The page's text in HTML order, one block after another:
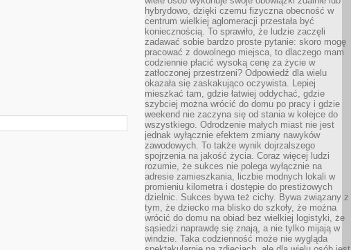
hybrydowo, dzięki czemu fizyczna obecność w
centrum wielkiej aglomeracji przestała być
koniecznością. To sprawiło, że ludzie zaczęli
zadawać sobie bardzo proste pytanie: skoro mogę
pracować z dowolnego miejsca, to dlaczego mam
codziennie płacić wysoką cenę za życie w
zatłoczonej przestrzeni? Odpowiedź dla wielu
okazała się zaskakująco oczywista. Lepiej
mieszkać tam, gdzie łatwiej oddychać, gdzie
szybciej można wrócić do domu po pracy i gdzie
weekend nie zaczyna się od stania w kolejce do
wszystkiego. Odrodzenie małych miast nie jest
jednak wyłącznie efektem zmiany nawyków
zawodowych. To także wynik dojrzalszego
spojrzenia na jakość życia. Coraz więcej ludzi
rozumie, że sukces nie polega wyłącznie na
adresie zamieszkania, liczbie modnych lokali w
promieniu kilometra i dostępie do prestiżowych
dzielnic. Sukces bywa też cichy. Bywa związany z
tym, że dziecko ma blisko do szkoły, że można
wrócić do domu na obiad bez wielkiej logistyki, że
sąsiedzi naprawdę się znają, a nie tylko mijają w
windzie. Taka codzienność może nie wygląda